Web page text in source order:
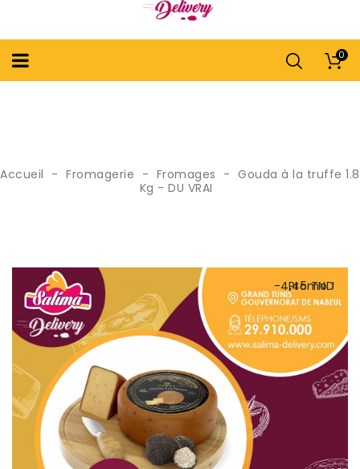
0
Accueil Fromagerie Fromages
Gouda à la truffe 1.8
Kg - DU VRAI
Promo !
-4,45 TND